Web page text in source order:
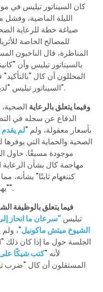
كان السيناتور تيليس في
صياغة خطة للرعاية
للمصالح الخاصة
المناظرة، قال الناخبون
بالسيناتور تيليس وأن
المحللون أن كال
السيناتور تيليس "لديه بعض العمل الذي يجب القيام به".
وفيما يتعلق بالرعاية
الدفاع عن سجله في
بأسعار معقولة، ولم "لم
الصحية والحماية التي
موجودة مسبقًا. حاول
مهاجمة كال بشأن
كننغهام ثابتًا" بشأنه،
"يهاجم موقفي لأنه لا يملك أي موقف".
فيما يتعلق بالوظيفة
تيليس "سرعان ما انحاز
الشيوخ ميتش ماكونيل"،
الجلسة حول ما إذا كان ذلك
لأنه "كتب شيكًا
المستقلون أن كال